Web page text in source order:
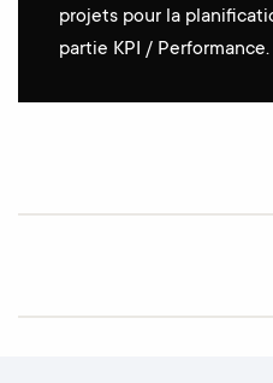
projets pour la
partie KPI / Performance.